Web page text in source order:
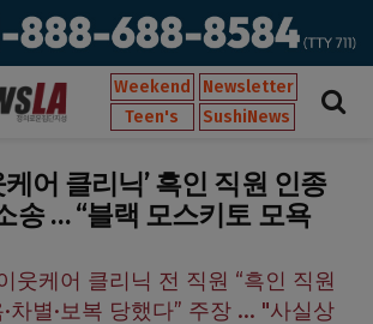
Weekend
Newsletter
Teen's
SushiNews
케어 클리닉’ 흑인 직원 인종
송 … “블랙 모스키토 모욕
웃케어 클리닉 전 직원 “흑인 직원
차별·보복 당했다” 주장 ... "사실상